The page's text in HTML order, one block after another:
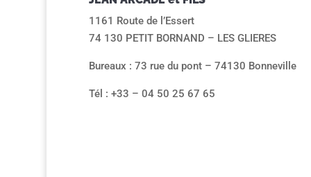
1161 Route de l’Essert
74 130 PETIT BORNAND – LES GLIERES
Bureaux : 73 rue du pont – 74130 Bonneville
Tél : +33 – 04 50 25 67 65